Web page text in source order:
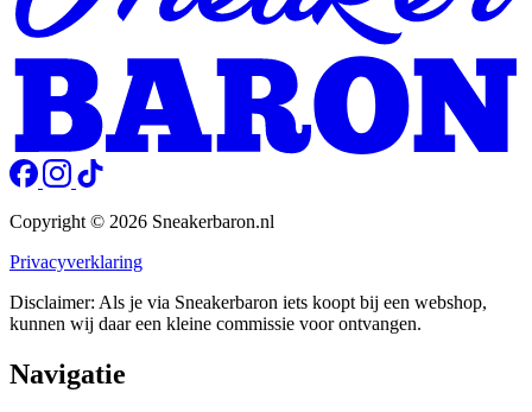
Copyright © 2026 Sneakerbaron.nl
Privacyverklaring
Disclaimer: Als je via Sneakerbaron iets koopt bij een webshop,
kunnen wij daar een kleine commissie voor ontvangen.
Navigatie